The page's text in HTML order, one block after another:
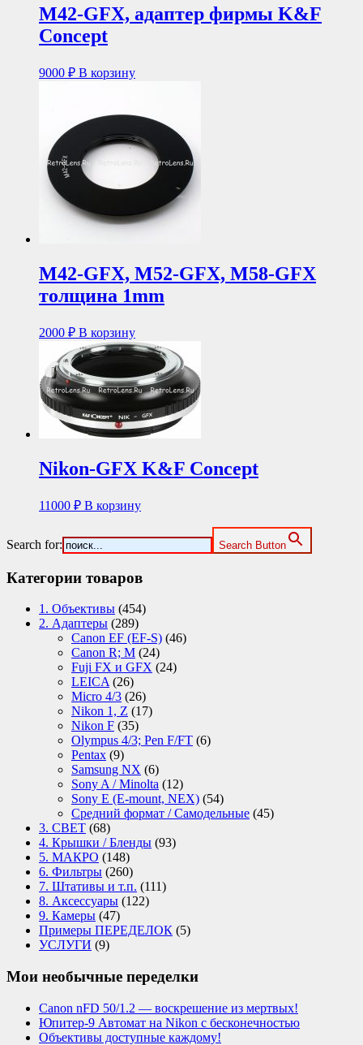
M42-GFX, адаптер фирмы K&F
Concept
9000 ₽ В корзину
M42-GFX, M52-GFX, M58-GFX
толщина 1mm
2000 ₽ В корзину
Nikon-GFX K&F Concept
11000 ₽ В корзину
Search for: Search Button
Категории товаров
1. Объективы (454)
2. Адаптеры (289)
Canon EF (EF-S) (46)
Canon R; M (24)
Fuji FX и GFX (24)
LEICA (26)
Micro 4/3 (26)
Nikon 1, Z (17)
Nikon F (35)
Olympus 4/3; Pen F/FT (6)
Pentax (9)
Samsung NX (6)
Sony A / Minolta (12)
Sony E (E-mount, NEX) (54)
Средний формат / Самодельные (45)
3. СВЕТ (68)
4. Крышки / Бленды (93)
5. МАКРО (148)
6. Фильтры (260)
7. Штативы и т.п. (111)
8. Аксессуары (122)
9. Камеры (47)
Примеры ПЕРЕДЕЛОК (5)
УСЛУГИ (9)
Мои необычные переделки
Canon nFD 50/1.2 — воскрешение из мертвых!
Юпитер-9 Автомат на Nikon с бесконечностью
Объективы доступные каждому!